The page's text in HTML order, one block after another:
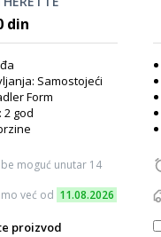
din
Samostojeći
Form
2 god
moguć unutar 14
već od 11.08.2026
proizvod